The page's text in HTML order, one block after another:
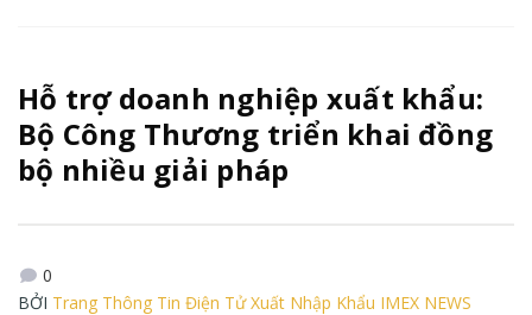
Hỗ trợ doanh nghiệp xuất khẩu:
Bộ Công Thương triển khai đồng
bộ nhiều giải pháp
0
BỞI Trang Thông Tin Điện Tử Xuất Nhập Khẩu IMEX NEWS